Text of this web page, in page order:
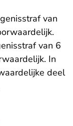
van
van 6
In
deel